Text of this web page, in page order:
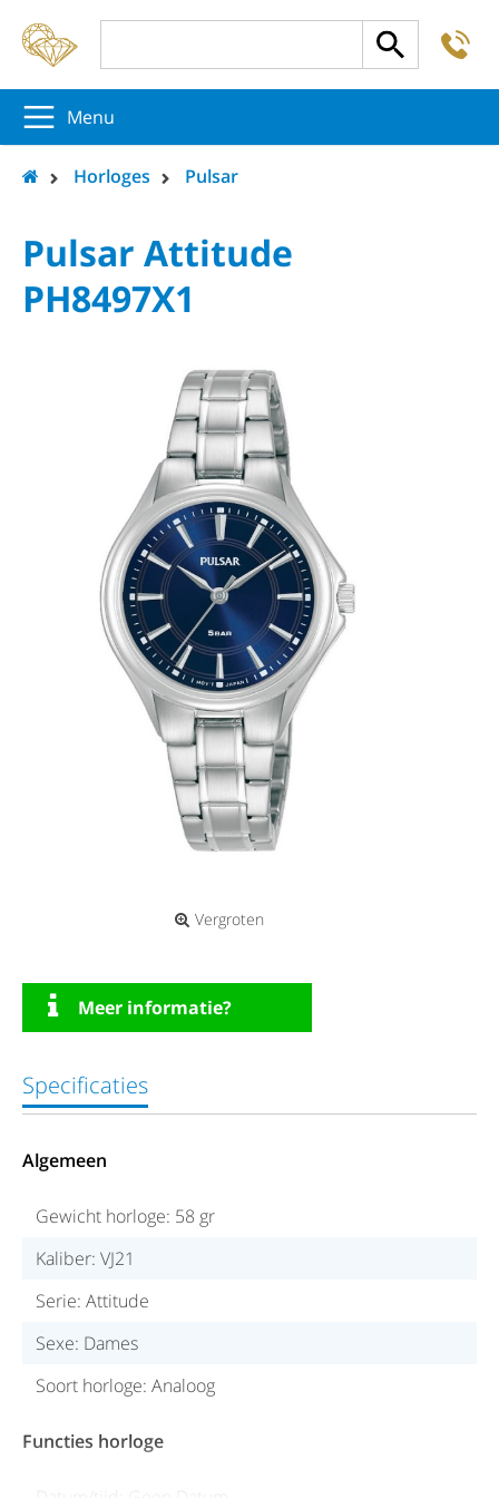
Menu
Horloges Pulsar
Pulsar Attitude
PH8497X1
Vergroten
Meer informatie?
Specificaties
Algemeen
Gewicht horloge: 58 gr
Kaliber: VJ21
Serie: Attitude
Sexe: Dames
Soort horloge: Analoog
Functies horloge